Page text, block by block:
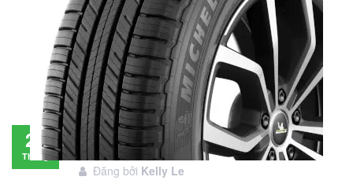
28
Tháng
Đánh giá lốp Michelin Primacy SUV: Đáng
đầu tư không?
Đăng bởi Kelly Le